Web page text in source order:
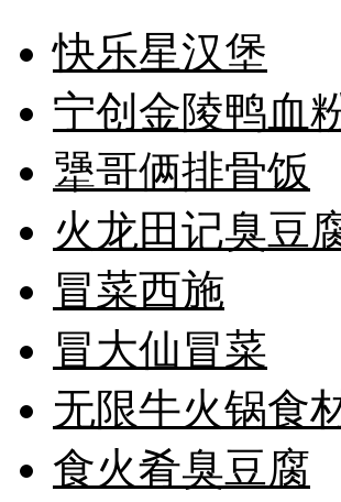
快乐星汉堡
宁创金陵鸭血
犟哥俩排骨饭
火龙田记臭豆
冒菜西施
冒大仙冒菜
无限牛火锅食
食火肴臭豆腐